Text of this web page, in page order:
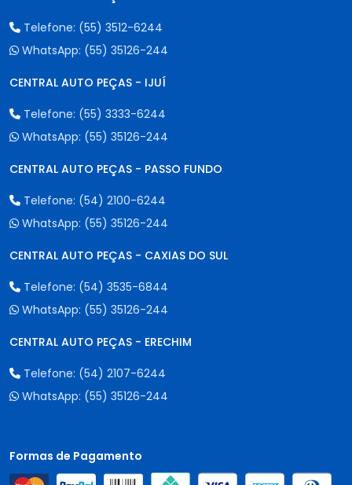
Telefone: (55) 3512-6244
WhatsApp: (55) 35126-244
CENTRAL AUTO PEÇAS - IJUÍ
Telefone: (55) 3333-6244
WhatsApp: (55) 35126-244
CENTRAL AUTO PEÇAS - PASSO FUNDO
Telefone: (54) 2100-6244
WhatsApp: (55) 35126-244
CENTRAL AUTO PEÇAS - CAXIAS DO SUL
Telefone: (54) 3535-6844
WhatsApp: (55) 35126-244
CENTRAL AUTO PEÇAS - ERECHIM
Telefone: (54) 2107-6244
WhatsApp: (55) 35126-244
Formas de Pagamento